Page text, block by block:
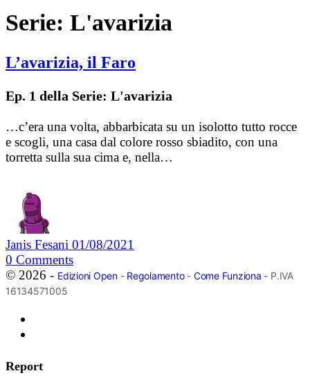
Serie: L'avarizia
L’avarizia, il Faro
Ep. 1 della Serie: L'avarizia
…c’era una volta, abbarbicata su un isolotto tutto rocce
e scogli, una casa dal colore rosso sbiadito, con una
torretta sulla sua cima e, nella…
Janis Fesani 01/08/2021
0 Comments
© 2026 - Edizioni Open- Regolamento- Come Funziona - P.IVA
16134571005
Report